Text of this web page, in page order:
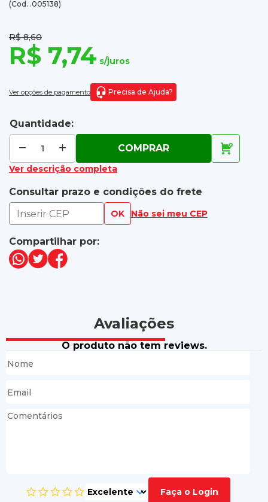
(Cod. .005138)
R$ 8,60
R$ 7,74 s/juros
Ver opções de pagamento Precisa de Ajuda?
Quantidade:
COMPRAR
Ver descrição completa
Consultar prazo e condições do frete
OK Não sei meu CEP
Compartilhar por:
Avaliações
O produto não tem reviews.
Faça o Login